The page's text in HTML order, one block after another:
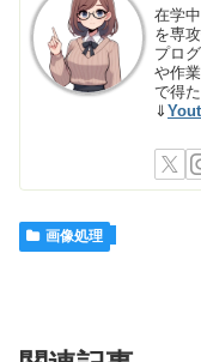
在学
を専
プロ
や作
で得
⇓
画像処理